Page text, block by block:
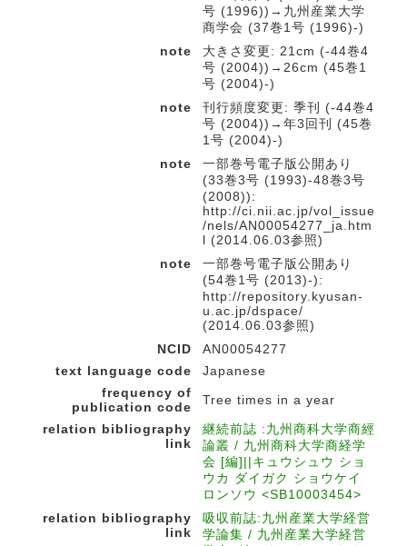
号 (1996))→九州産業大学
商学会 (37巻1号 (1996)-)
note
大きさ変更: 21cm (-44巻4
号 (2004))→26cm (45巻1
号 (2004)-)
note
刊行頻度変更: 季刊 (-44巻4
号 (2004))→年3回刊 (45巻
1号 (2004)-)
note
一部巻号電子版公開あり
(33巻3号 (1993)-48巻3号
(2008)):
http://ci.nii.ac.jp/vol_issue
/nels/AN00054277_ja.htm
l (2014.06.03参照)
note
一部巻号電子版公開あり
(54巻1号 (2013)-):
http://repository.kyusan-
u.ac.jp/dspace/
(2014.06.03参照)
NCID
AN00054277
text language code
Japanese
frequency of
publication code
Tree times in a year
relation bibliography
link
継続前誌 :九州商科大学商經
論叢 / 九州商科大学商経学
会 [編]||キュウシュウ ショ
ウカ ダイガク ショウケイ
ロンソウ <SB10003454>
relation bibliography
link
吸収前誌:九州産業大学経営
学論集 / 九州産業大学経営